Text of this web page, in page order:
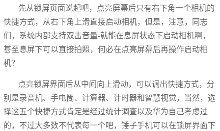
先从锁屏页面说起吧，点亮屏幕后只有右下角一个相机的
快捷方式，从右下角上滑直接启动相机，但是，注意，同志
们，系统内部支持双击音量-就能在息屏状态下启动相机啊，
甚至息屏下可以直接拍照，何必在点亮屏幕后再操作启动相
机？
点亮锁屏界面后从中间向上滑动，可以调出快捷方式，分
别是录音机、手电筒、计算器、计时器和智慧视觉，当然，选
择这五个快捷方式肯定是经过统计调查以及华为自己考虑过
的，不过大多数不代表每一个吧，锤子手机可以在锁屏界面下